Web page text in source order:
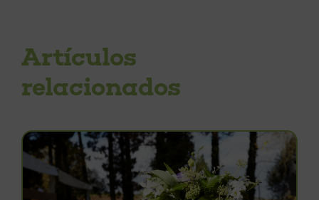
Artículos
relacionados